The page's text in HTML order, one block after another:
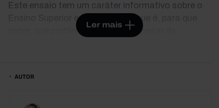
Este ensaio tem um caráter informativo sobre o
Ensino Superior em Portugal: o que é, para que
serve, que problemas enfrenta. Apesar da
complexidade e variedade, das suas diferenças
Ler mais
AUTOR